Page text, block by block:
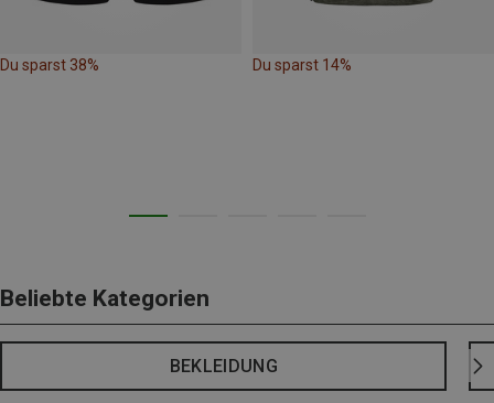
Du sparst 38% Du sparst 14%
Beliebte Kategorien
BEKLEIDUNG